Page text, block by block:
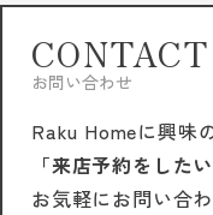
お問い合わせ
Raku Homeに興味
「来店予約をした
お気軽にお問い合